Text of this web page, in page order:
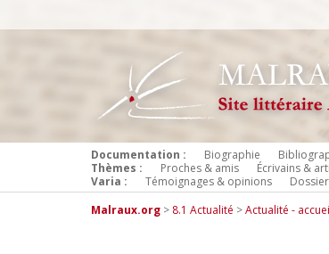
Documentation : Biographie
Thèmes :
Proches & amis Écrivains &
Varia :
Témoignages & opinions
Malraux.org > 8.1 Actualité >Actualité -